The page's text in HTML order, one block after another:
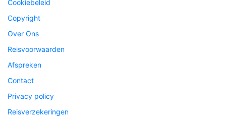
Cookiebeleid
Copyright
Over Ons
Reisvoorwaarden
Afspreken
Contact
Privacy policy
Reisverzekeringen